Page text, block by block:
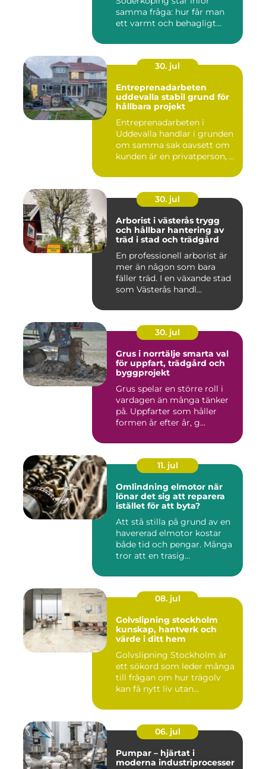
samma fråga: hur får man
ett varmt och behagligt
30. jul
Entreprenadarbeten
uddevalla stabil grund för
hållbara projekt
Entreprenadarbeten i
Uddevalla handlar i grunden
om samma sak oavsett om
kunden är en privatperson, ...
30. jul
Arborist i västerås trygg
och hållbar hantering av
träd i stad och trädgård
En professionell arborist är
mer än någon som bara
fäller träd. I en växande stad
som Västerås handl...
30. jul
Grus i norrtälje smarta val
för uppfart, trädgård och
byggprojekt
Grus spelar en större roll i
vardagen än många tänker
på. Uppfarter som håller
formen år efter år, g...
11. jul
Omlindning elmotor när
lönar det sig att reparera
istället för att byta?
Att stå stilla på grund av en
havererad elmotor kostar
både tid och pengar. Många
tror att en trasig...
08. jul
Golvslipning stockholm
kunskap, hantverk och
värde i ditt hem
Golvslipning Stockholm är
ett sökord som leder många
till frågan om hur trägolv
kan få nytt liv utan...
06. jul
Pumpar – hjärtat i
moderna industriprocesser